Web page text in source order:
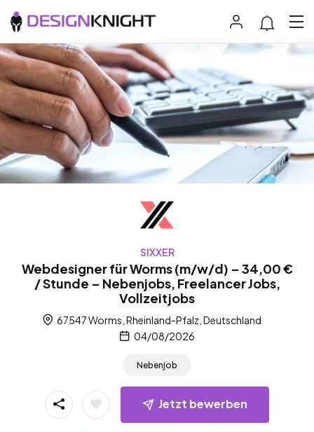
SIXXER
Webdesigner für Worms (m/w/d) – 34,00 €
/ Stunde – Nebenjobs, Freelancer Jobs,
Vollzeitjobs
67547 Worms, Rheinland-Pfalz, Deutschland
04/08/2026
Nebenjob
Jetzt bewerben